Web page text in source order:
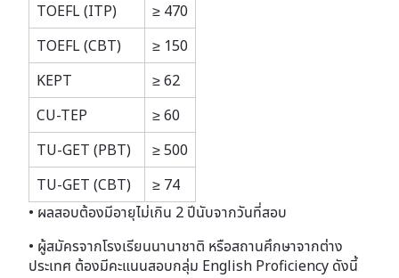
TOEFL (ITP)
≥ 470
TOEFL (CBT)
≥ 150
KEPT
≥ 62
CU-TEP
≥ 60
TU-GET (PBT)
≥ 500
TU-GET (CBT)
≥ 74
• ผลสอบต้องมีอายุไม่เกิน 2 ปีนับจากวันที่สอบ
• ผู้สมัครจากโรงเรียนนานาชาติ หรือสถานศึกษาจากต่าง
ประเทศ ต้องมีคะแนนสอบกลุ่ม English Proficiency ดังนี้